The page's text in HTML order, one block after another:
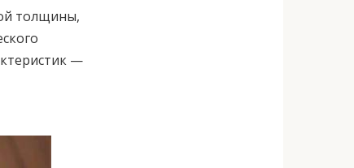
толщины,
—